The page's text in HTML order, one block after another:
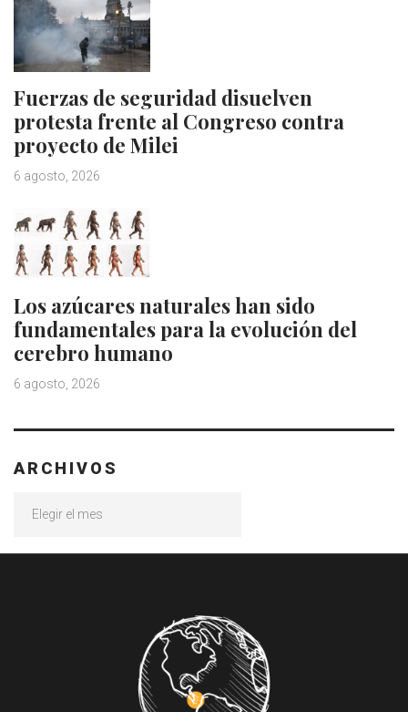
Fuerzas de seguridad disuelven
protesta frente al Congreso contra
proyecto de Milei
6 agosto, 2026
Los azúcares naturales han sido
fundamentales para la evolución del
cerebro humano
6 agosto, 2026
ARCHIVOS